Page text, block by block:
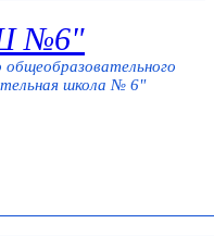
№6"
школа № 6"